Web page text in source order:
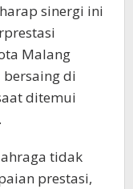
sinergi ini
Malang
di
ditemui
tidak
prestasi,